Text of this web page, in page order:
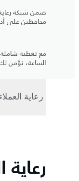
ضمن شبكة
محافظين على
مع تغطية
الساعة، نؤمن
رعاية
رعاية